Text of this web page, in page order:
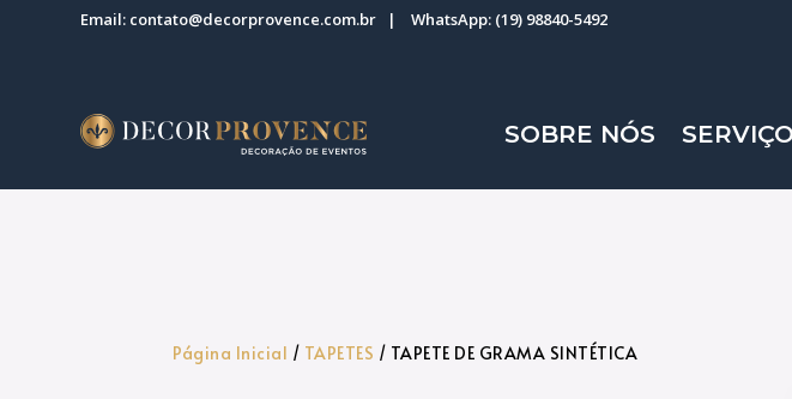
Email: contato@decorprovence.com.br | WhatsApp: (19) 98840-5492
SOBRE NÓS
Página Inicial / TAPETES / TAPETE DE GRAMA SINTÉTICA